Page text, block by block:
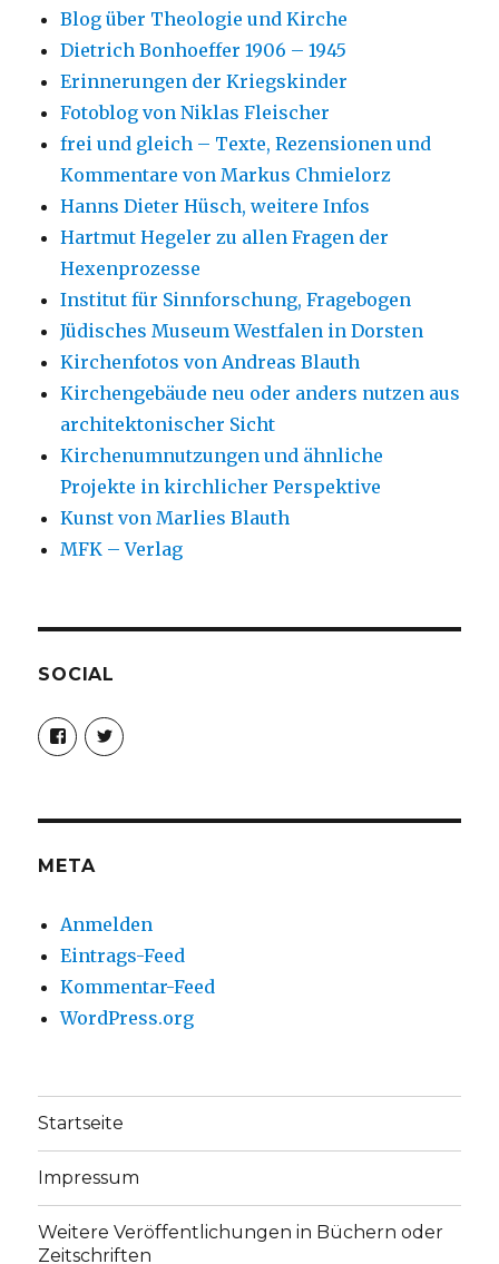
Blog über Theologie und Kirche
Dietrich Bonhoeffer 1906 – 1945
Erinnerungen der Kriegskinder
Fotoblog von Niklas Fleischer
frei und gleich – Texte, Rezensionen und
Kommentare von Markus Chmielorz
Hanns Dieter Hüsch, weitere Infos
Hartmut Hegeler zu allen Fragen der
Hexenprozesse
Institut für Sinnforschung, Fragebogen
Jüdisches Museum Westfalen in Dorsten
Kirchenfotos von Andreas Blauth
Kirchengebäude neu oder anders nutzen aus
architektonischer Sicht
Kirchenumnutzungen und ähnliche
Projekte in kirchlicher Perspektive
Kunst von Marlies Blauth
MFK – Verlag
SOCIAL
Profil
von
christoph.fleischer1
anzeigen
Profil
von
ChristophFl
anzeigen
META
Anmelden
Eintrags-Feed
Kommentar-Feed
WordPress.org
Startseite
Impressum
Weitere Veröffentlichungen in Büchern oder
Zeitschriften